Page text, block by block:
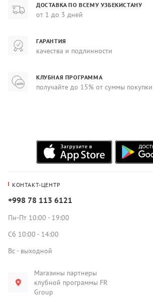
ДОСТАВКА ПО ВСЕМУ УЗБЕКИСТАНУ
от 1 до 3 дней
ГАРАНТИЯ
качества и подлинности
КЛУБНАЯ ПРОГРАММА
получайте до 15% от суммы покупки
КОНТАКТ-ЦЕНТР
+998 78 113 6121
Пн-Пт 10:00 - 19:00
Сб 10:00 - 14:00
Вс - выходной
Магазины партнеры
клубной программы FR
Group